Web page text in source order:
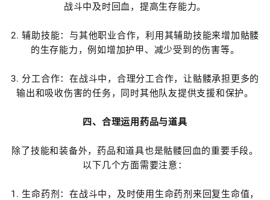
战斗中及时回血，提高生存能力。
2. 辅助技能：与其他职业合作，利用其辅助技能来增加骷髅
的生存能力，例如增加护甲、减少受到的伤害等。
3. 分工合作：在战斗中，合理分工合作，让骷髅承担更多的
输出和吸收伤害的任务，同时其他队友提供支援和保护。
四、合理运用药品与道具
除了技能和装备外，药品和道具也是骷髅回血的重要手段。
以下几个方面需要注意：
1. 生命药剂：在战斗中，及时使用生命药剂来回复生命值，